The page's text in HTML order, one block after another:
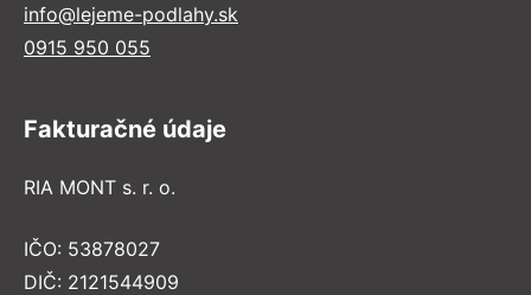
info@lejeme-podlahy.sk
0915 950 055
Fakturačné údaje
RIA MONT s. r. o.
IČO: 53878027
DIČ: 2121544909